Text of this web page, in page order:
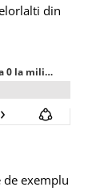
din
exemplu